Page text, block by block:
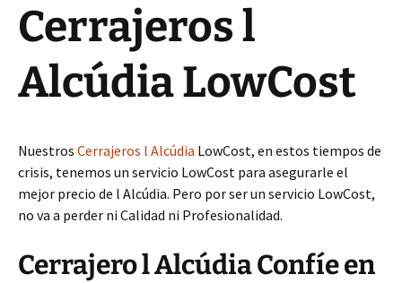
Cerrajeros l
Alcúdia LowCost
Nuestros Cerrajeros l Alcúdia LowCost, en estos tiempos de
crisis, tenemos un servicio LowCost para asegurarle el
mejor precio de l Alcúdia. Pero por ser un servicio LowCost,
no va a perder ni Calidad ni Profesionalidad.
Cerrajero l Alcúdia Confíe en